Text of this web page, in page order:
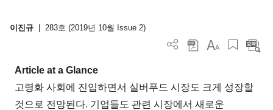
이진규 283호 (2019년 10월 Issue 2)
Article at a Glance
고령화 사회에 진입하면서 실버푸드 시장도 크게 성장할
것으로 전망된다. 기업들도 관련 시장에서 새로운